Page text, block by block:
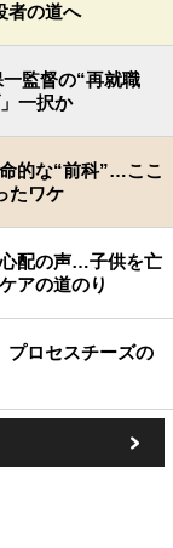
者の道へ
監督の“再就職
一択か
的な“前科”…ここ
たワケ
配の声…子供を亡
アの道のり
プロセスチーズの